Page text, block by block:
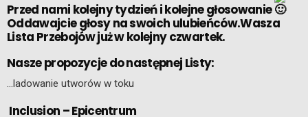
Przed nami kolejny tydzień i kolejne głosowanie
Oddawajcie głosy na swoich ulubieńców.Wasza
Lista Przebojów już w kolejny czwartek.
Nasze propozycje do następnej Listy:
…ladowanie utworów w toku
Inclusion – Epicentrum